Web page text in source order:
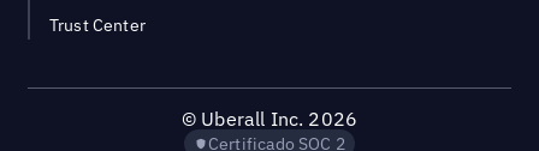
Trust Center
© Uberall Inc. 2026
Certificado SOC 2